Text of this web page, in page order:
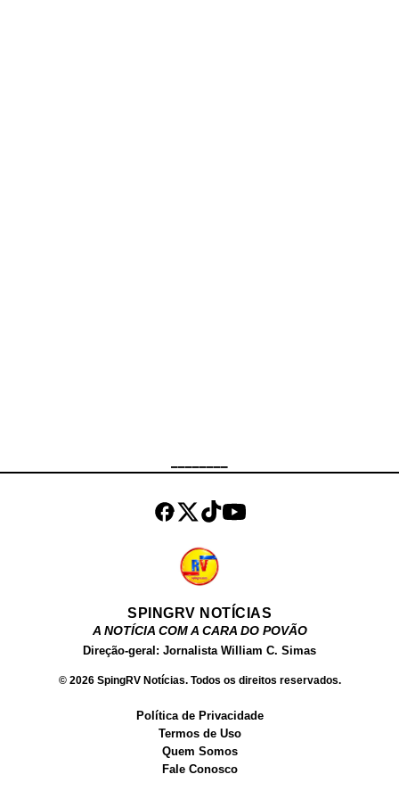
consulta aos sistemas policiais, foi
verificado que o telefone possuía
registro de roubo. Diante da
SPINGRV NOTÍCIAS
A NOTÍCIA COM A CARA DO POVÃO
Direção-geral: Jornalista William C. Simas
© 2026 SpingRV Notícias. Todos os direitos reservados.
Política de Privacidade
Termos de Uso
Quem Somos
Fale Conosco